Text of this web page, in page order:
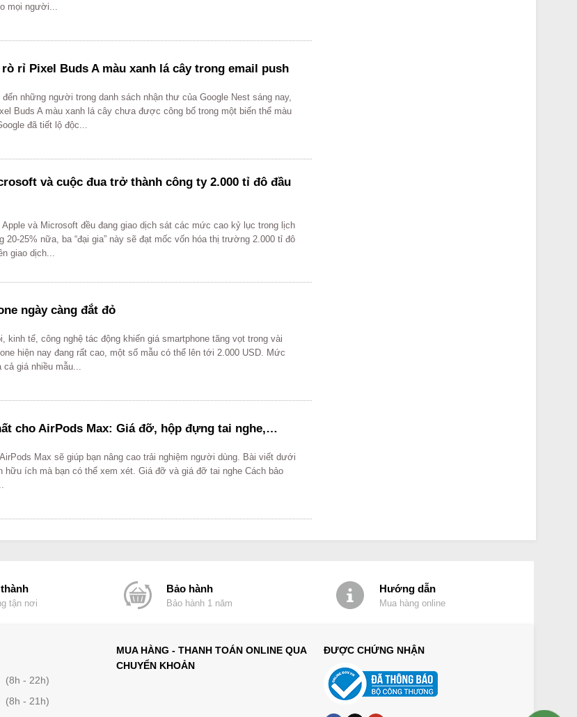
mọi người...
rỉ Pixel Buds A màu xanh lá cây trong email push
những người trong danh sách nhận thư của Google Nest sáng nay,
Buds A màu xanh lá cây chưa được công bố trong một biến thể màu
đã tiết lộ độc...
và cuộc đua trở thành công ty 2.000 tỉ đô đầu
Apple và Microsoft đều đang giao dịch sát các mức cao kỷ lục trong lịch
25% nữa, ba “đại gia” này sẽ đạt mốc vốn hóa thị trường 2.000 tỉ đô
giao dịch...
ngày càng đắt đỏ
kinh tế, công nghệ tác động khiến giá smartphone tăng vọt trong vài
hiện nay đang rất cao, một số mẫu có thể lên tới 2.000 USD. Mức
giá nhiều mẫu...
cho AirPods Max: Giá đỡ, hộp đựng tai nghe,…
Max sẽ giúp bạn nâng cao trải nghiệm người dùng. Bài viết dưới
hữu ích mà bạn có thể xem xét. Giá đỡ và giá đỡ tai nghe Cách bảo
tận nơi
Bảo hành
Bảo hành 1 năm
Hướng dẫn
Mua hàng online
- 22h)
- 21h)
MUA HÀNG - THANH TOÁN ONLINE QUA
CHUYỂN KHOẢN
ĐƯỢC CHỨNG NHẬN